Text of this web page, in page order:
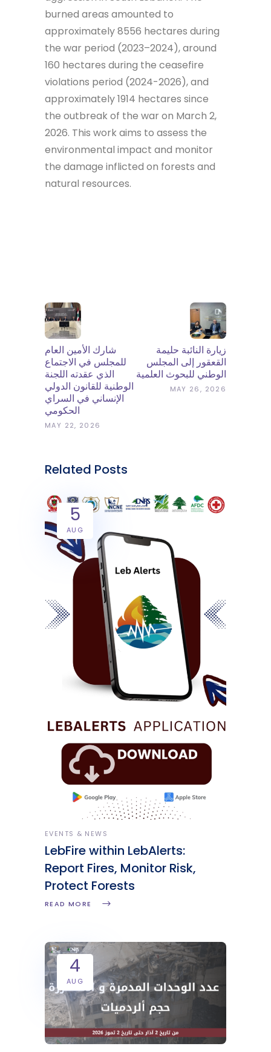
burned areas amounted to
approximately 8556 hectares during
the war period (2023–2024), around
160 hectares during the ceasefire
violations period (2024-2026), and
approximately 1914 hectares since
the outbreak of the war on March 2,
2026. This work aims to assess the
environmental impact and monitor
the damage inflicted on forests and
natural resources.
شارك الأمين العام
للمجلس في الاجتماع
الذي عقدته اللجنة
الوطنية للقانون الدولي
الإنساني في السراي
الحكومي
MAY 22, 2026
زيارة النائبة حليمة
القعقور إلى المجلس
الوطني للبحوث العلمية
MAY 26, 2026
Related Posts
5
AUG
EVENTS & NEWS
LebFire within LebAlerts:
Report Fires, Monitor Risk,
Protect Forests
READ MORE
4
AUG